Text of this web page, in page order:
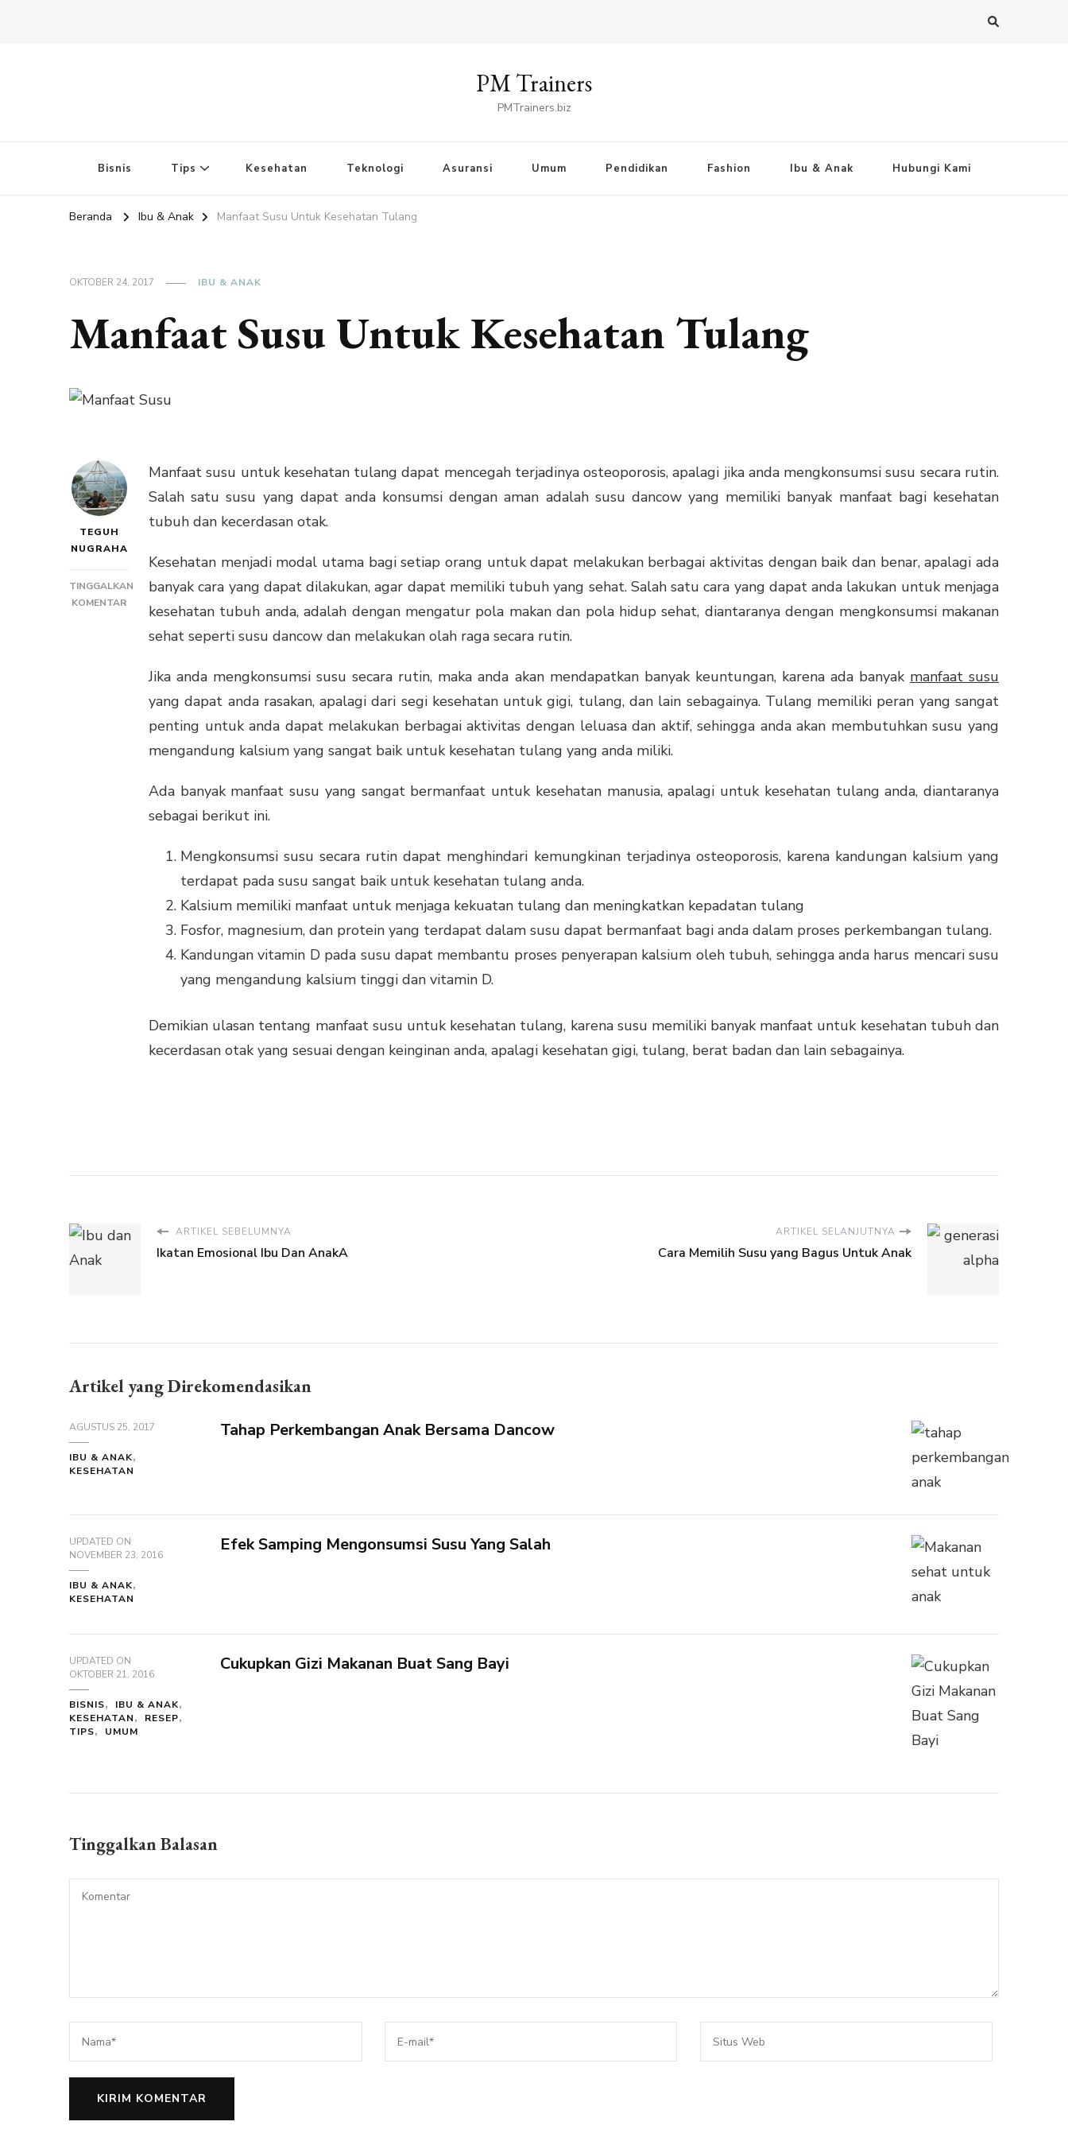
PM Trainers
PMTrainers.biz
Bisnis Tips Kesehatan Teknologi Asuransi Umum Pendidikan Fashion Ibu & Anak Hubungi Kami
Beranda Ibu & Anak Manfaat Susu Untuk Kesehatan Tulang
OKTOBER 24, 2017 IBU & ANAK
Manfaat Susu Untuk Kesehatan Tulang
TEGUH
NUGRAHA
TINGGALKAN
KOMENTARPADA
MANFAAT
SUSU
KESEHATAN
TULANG
Manfaat susu untuk kesehatan tulang dapat mencegah terjadinya osteoporosis, apalagi jika anda mengkonsumsi susu secara rutin.
Salah satu susu yang dapat anda konsumsi dengan aman adalah susu dancow yang memiliki banyak manfaat bagi kesehatan
tubuh dan kecerdasan otak.
Kesehatan menjadi modal utama bagi setiap orang untuk dapat melakukan berbagai aktivitas dengan baik dan benar, apalagi ada
banyak cara yang dapat dilakukan, agar dapat memiliki tubuh yang sehat. Salah satu cara yang dapat anda lakukan untuk menjaga
kesehatan tubuh anda, adalah dengan mengatur pola makan dan pola hidup sehat, diantaranya dengan mengkonsumsi makanan
sehat seperti susu dancow dan melakukan olah raga secara rutin.
Jika anda mengkonsumsi susu secara rutin, maka anda akan mendapatkan banyak keuntungan, karena ada banyak manfaat susu
yang dapat anda rasakan, apalagi dari segi kesehatan untuk gigi, tulang, dan lain sebagainya. Tulang memiliki peran yang sangat
penting untuk anda dapat melakukan berbagai aktivitas dengan leluasa dan aktif, sehingga anda akan membutuhkan susu yang
mengandung kalsium yang sangat baik untuk kesehatan tulang yang anda miliki.
Ada banyak manfaat susu yang sangat bermanfaat untuk kesehatan manusia, apalagi untuk kesehatan tulang anda, diantaranya
sebagai berikut ini.
Mengkonsumsi susu secara rutin dapat menghindari kemungkinan terjadinya osteoporosis, karena kandungan kalsium yang
terdapat pada susu sangat baik untuk kesehatan tulang anda.
Kalsium memiliki manfaat untuk menjaga kekuatan tulang dan meningkatkan kepadatan tulang
Fosfor, magnesium, dan protein yang terdapat dalam susu dapat bermanfaat bagi anda dalam proses perkembangan tulang.
Kandungan vitamin D pada susu dapat membantu proses penyerapan kalsium oleh tubuh, sehingga anda harus mencari susu
yang mengandung kalsium tinggi dan vitamin D.
Demikian ulasan tentang manfaat susu untuk kesehatan tulang, karena susu memiliki banyak manfaat untuk kesehatan tubuh dan
kecerdasan otak yang sesuai dengan keinginan anda, apalagi kesehatan gigi, tulang, berat badan dan lain sebagainya.
ARTIKEL SEBELUMNYA
Ikatan Emosional Ibu Dan AnakA
ARTIKEL SELANJUTNYA
Cara Memilih Susu yang Bagus Untuk Anak
Artikel yang Direkomendasikan
AGUSTUS 25, 2017
IBU & ANAK
KESEHATAN
Tahap Perkembangan Anak Bersama Dancow
UPDATED ON
NOVEMBER 23, 2016
IBU & ANAK
KESEHATAN
Efek Samping Mengonsumsi Susu Yang Salah
UPDATED ON
OKTOBER 21, 2016
BISNIS
IBU & ANAK
KESEHATAN
RESEP
TIPS
UMUM
Cukupkan Gizi Makanan Buat Sang Bayi
Tinggalkan Balasan